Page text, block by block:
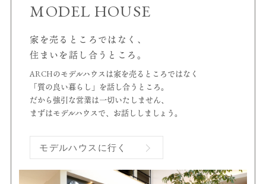
MODEL HOUSE
家を売るところではなく、
住まいを話し合うところ。
ARCHのモデルハウスは家を売るところではなく
「質の良い暮らし」を話し合うところ。
だから強引な営業は一切いたしません、
まずはモデルハウスで、お話ししましょう。
モデルハウスに行く